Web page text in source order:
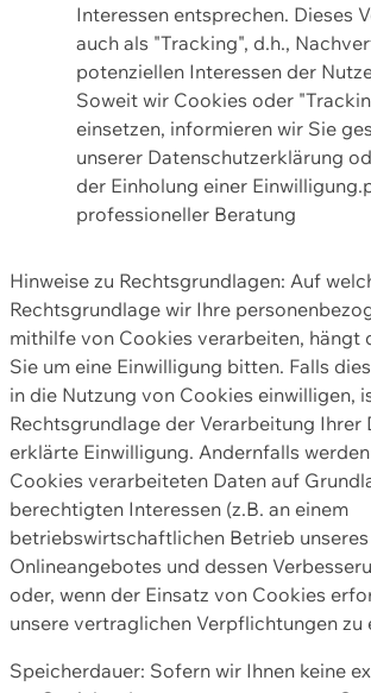
Interessen entsprechen. Dieses
auch als "Tracking", d.h.,
potenziellen Interessen der
Soweit wir Cookies oder
einsetzen, informieren wir Sie
unserer Datenschutzerklärung
der Einholung einer
professioneller Beratung
Hinweise zu Rechtsgrundlagen: Auf
Rechtsgrundlage wir Ihre
mithilfe von Cookies verarbeiten, hängt
Sie um eine Einwilligung bitten. Falls
in die Nutzung von Cookies einwilligen,
Rechtsgrundlage der Verarbeitung Ihrer
erklärte Einwilligung. Andernfalls
Cookies verarbeiteten Daten auf
berechtigten Interessen (z.B. an einem
betriebswirtschaftlichen Betrieb unseres
Onlineangebotes und dessen
oder, wenn der Einsatz von Cookies
unsere vertraglichen Verpflichtungen zu
Speicherdauer: Sofern wir Ihnen keine